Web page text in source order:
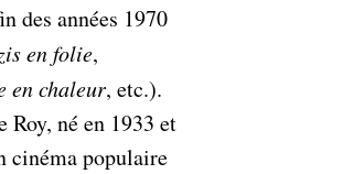
des années 1970
en folie,
en chaleur, etc.).
Roy, né en 1933 et
cinéma populaire